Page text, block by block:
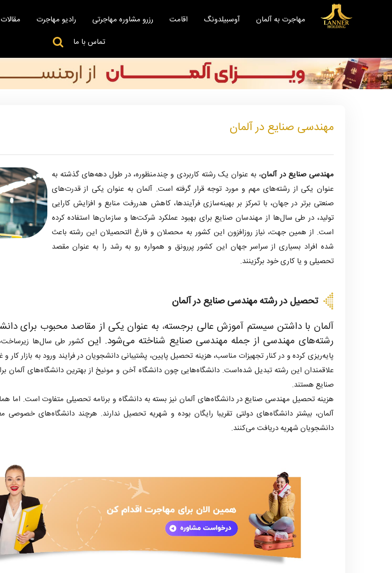
مهاجرت به آلمان آوسبیلدونگ اقامت رزرو مشاوره مهاجرتی رادیو مهاجرت مقالات
تماس با ما
آوسبیلدونگ
اقامت
مهندسی صنایع در آلمان
مهندسی صنایع در آلمان، به عنوان یک رشته کاربردی و چندمنظوره، در طول دهه‌های گذشته به
عنوان یکی از رشته‌های مهم و مورد توجه قرار گرفته است. آلمان به عنوان یکی از قدرت‌های
صنعتی برتر در جهان، با تمرکز بر بهینه‌سازی فرآیندها، کاهش هدررفت منابع و افزایش کارایی
تولید، در طی سال‌ها از مهندسان صنایع برای بهبود عملکرد شرکت‌ها و سازمان‌ها استفاده کرده
است. از همین جهت، نیاز روزافزون این کشور به محصلان و فارغ التحصیلان این رشته باعث
شده افراد بسیاری از سراسر جهان این کشور پررونق و همواره رو به رشد را به عنوان مقصد
تحصیلی و یا کاری خود برگزینند.
تحصیل در رشته مهندسی صنایع در آلمان
آلمان با داشتن سیستم آموزش عالی برجسته، به عنوان یکی از مقاصد محبوب برای
رشته‌های مهندسی از جمله مهندسی صنایع شناخته می‌شود. اینکشور طی سال‌ها
پایه‌ریزی کرده و در کنار تجهیزات مناسب، هزینه تحصیل پایین، پشتیبانی دانشجویان در فرایند ورود به بازار
علاقمندان این رشته تبدیل شده‌است. دانشگاه‌هایی چون دانشگاه آخن و مونیخ از بهترین دانشگاه‌های آلمان
صنایع هستند.
هزینه تحصیل مهندسی صنایع در دانشگاه‌های آلمان نیز بسته به دانشگاه و برنامه تحصیلی متفاوت است. اما
آلمان، بیشتر دانشگاه‌های دولتی تقریبا رایگان بوده و شهریه تحصیل ندارند. هرچند دانشگاه‌های خصوصی
دانشجویان شهریه دریافت می‌کنند.